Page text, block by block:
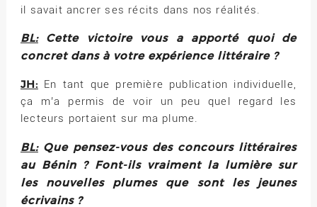
il savait ancrer ses récits dans nos réalités.
BL:Cette victoire vous a apporté quoi de
concret dans à votre expérience littéraire ?
JH:En tant que première publication individuelle,
ça m’a permis de voir un peu quel regard les
lecteurs portaient sur ma plume.
BL:Que pensez-vous des concours littéraires
au Bénin ? Font-ils vraiment la lumière sur
les nouvelles plumes que sont les jeunes
écrivains ?